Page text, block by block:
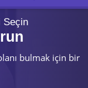
Seçin
bulmak için bir